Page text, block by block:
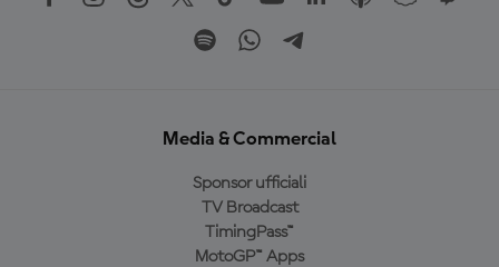
Media & Commercial
Sponsor ufficiali
TV Broadcast
TimingPass™
MotoGP™ Apps